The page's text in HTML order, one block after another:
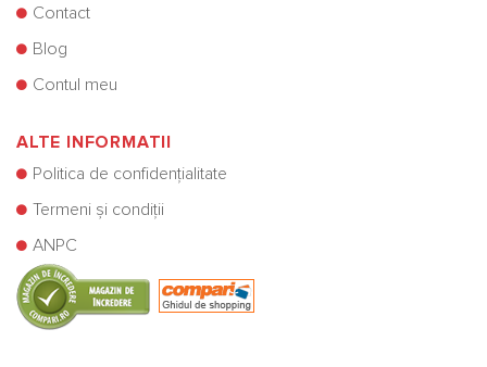
Contact
Blog
Contul meu
ALTE INFORMATII
Politica de confidențialitate
Termeni și condiții
ANPC